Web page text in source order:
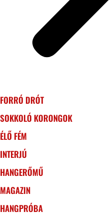
FORRÓ DRÓT
SOKKOLÓ KORONGOK
ÉLŐ FÉM
INTERJÚ
HANGERŐMŰ
MAGAZIN
HANGPRÓBA